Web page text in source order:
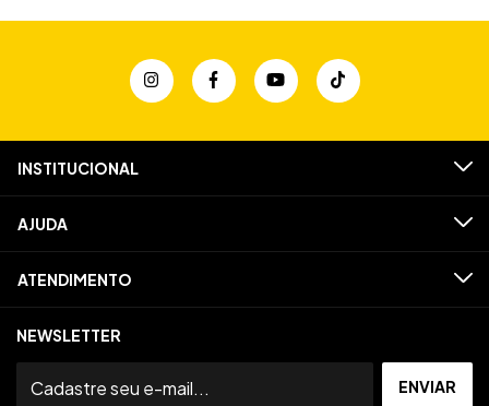
INSTITUCIONAL
AJUDA
ATENDIMENTO
NEWSLETTER